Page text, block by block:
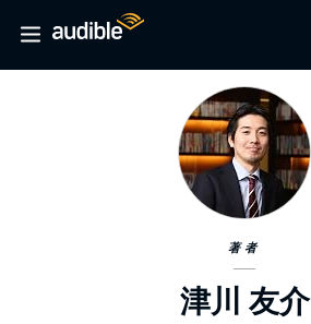
著者
津川 友介